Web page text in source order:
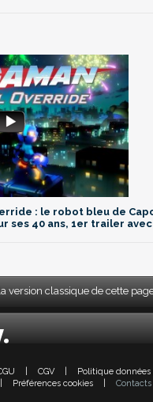
: le robot bleu de
ses 40 ans, 1er trailer
version classique de cette
CGV Politique données
Préférences cookies Contacts